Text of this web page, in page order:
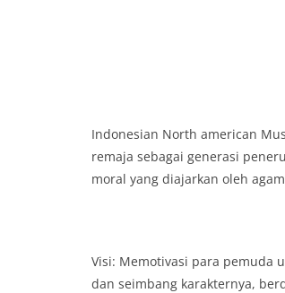
Indonesian North american
remaja sebagai generasi
moral yang diajarkan oleh
Visi: Memotivasi para pemuda
dan seimbang karakternya,